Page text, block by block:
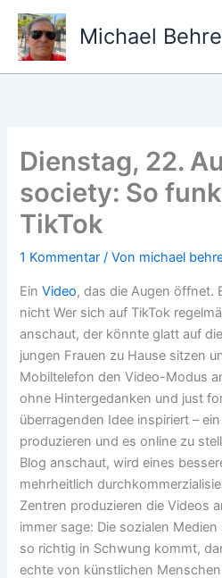
Zum
Inhalt
springen
Michael
Dienstag, 22.
society: So
TikTok
1 Kommentar / Von michael
EinVideo, das die Augen öffnet.
nicht Wer sich auf TikTok
anschaut, der könnte glatt auf
jungen Frauen zu Hause sitzen
Mobiltelefon den Video-Modus
ohne Hintergedanken und just
überragenden Idee inspiriert –
produzieren und es online zu
Blog anschaut, wird eines
mehrheitlich
Zentren produzieren die Videos
immer sage: Die sozialen
so richtig in Schwung kommt,
echte von künstlichen